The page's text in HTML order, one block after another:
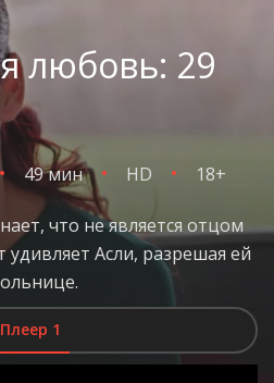
любовь: 29
49 мин HD 18+
что не является отцом
удивляет Асли, разрешая ей
Плеер 1